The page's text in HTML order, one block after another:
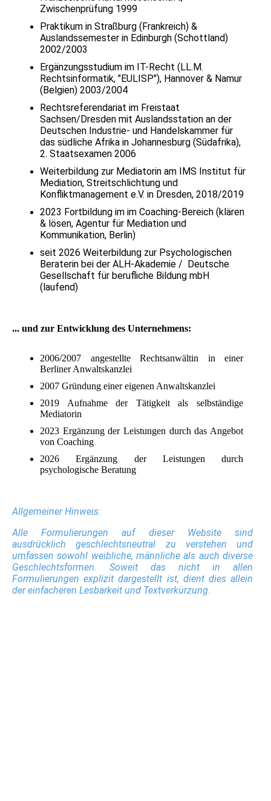
Zwischenprüfung 1999
Praktikum in Straßburg (Frankreich) &
Auslandssemester in Edinburgh (Schottland)
2002/2003
Ergänzungsstudium im IT-Recht (LL.M.
Rechtsinformatik, "EULISP"), Hannover & Namur
(Belgien) 2003/2004
Rechtsreferendariat im Freistaat
Sachsen/Dresden mit Auslandsstation an der
Deutschen Industrie- und Handelskammer für
das südliche Afrika in Johannesburg (Südafrika),
2. Staatsexamen 2006
Weiterbildung zur Mediatorin am IMS Institut für
Mediation, Streitschlichtung und
Konfliktmanagement e.V. in Dresden, 2018/2019
2023 Fortbildung im im Coaching-Bereich (klären
& lösen, Agentur für Mediation und
Kommunikation, Berlin)
seit 2026 Weiterbildung zur Psychologischen
Beraterin bei der ALH-Akademie / Deutsche
Gesellschaft für berufliche Bildung mbH
(laufend)
... und zur Entwicklung des Unternehmens:
2006/2007 angestellte Rechtsanwältin in einer
Berliner Anwaltskanzlei
2007 Gründung einer eigenen Anwaltskanzlei
2019 Aufnahme der Tätigkeit als selbständige
Mediatorin
2023 Ergänzung der Leistungen durch das Angebot
von Coaching
2026 Ergänzung der Leistungen durch
psychologische Beratung
Allgemeiner Hinweis:
Alle Formulierungen auf dieser Website sind
ausdrücklich geschlechtsneutral zu verstehen und
umfassen sowohl weibliche, männliche als auch diverse
Geschlechtsformen. Soweit das nicht in allen
Formulierungen explizit dargestellt ist, dient dies allein
der einfacheren Lesbarkeit und Textverkürzung.